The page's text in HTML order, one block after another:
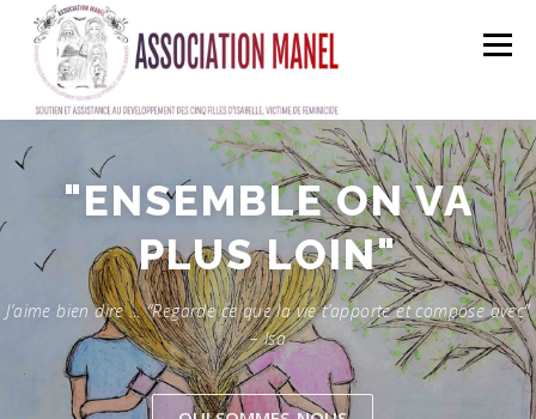
content
Menu
ACCUEIL A PROPOS MANEL EN ACTION
FAIRE UN DON ADHÉRER BOUTIQUE EN LIGNE
EQUIPE CONTACT
"ENSEMBLE ON VA
PLUS LOIN"
J’aime bien dire … “Regarde ce que la vie t’apporte et compose avec”
– Isa